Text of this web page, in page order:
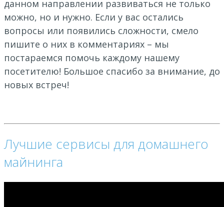
данном направлении развиваться не только
можно, но и нужно. Если у вас остались
вопросы или появились сложности, смело
пишите о них в комментариях – мы
постараемся помочь каждому нашему
посетителю! Большое спасибо за внимание, до
новых встреч!
Лучшие сервисы для домашнего
майнинга